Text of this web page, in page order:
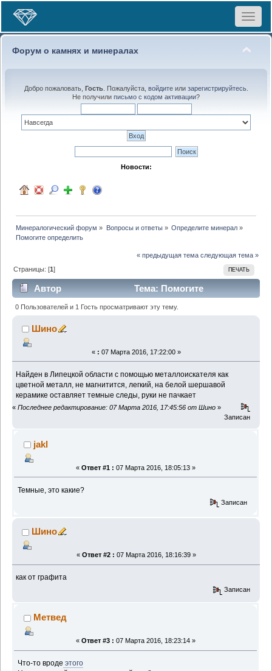
Toggle
Форум о камнях и минералах
Добро пожаловать, Гость. Пожалуйста, войдитеили зарегистрируйтесь.
Не получили письмо с кодом активации?
Новости:
Минералогический форум » Вопросы и ответы» Определите минерал»
Помогите определить
« предыдущая тема следующая тема »
ПЕЧАТЬ
Страницы: [1]
Автор
Тема: Помогите
определить (Прочитано 989 раз)
0 Пользователей и 1 Гость просматривают эту тему.
Шино
« : 07 Марта 2016, 17:22:00 »
Найден в Липецкой области с помощью металлоискателя как
цветной металл, не магнитится, легкий, на белой шершавой
керамике оставляет темные следы, руки не пачкает
« Последнее редактирование: 07 Марта 2016, 17:45:56 от Шино »
Записан
jakl
« Ответ #1 : 07 Марта 2016, 18:05:13 »
Темные, это какие?
Записан
Шино
« Ответ #2 : 07 Марта 2016, 18:16:39 »
как от графита
Записан
Метвед
« Ответ #3 : 07 Марта 2016, 18:23:14 »
Что-то вроде этого